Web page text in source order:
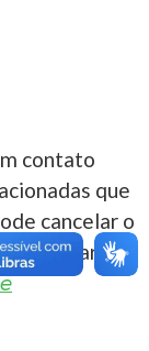
contato
que
cancelar o
Para